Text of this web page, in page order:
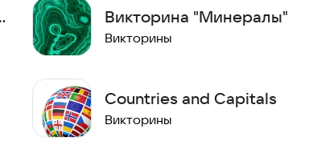
Викторина "Минералы"
Викторины
Countries and Capitals
Викторины